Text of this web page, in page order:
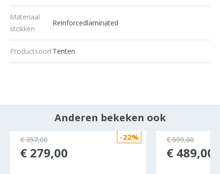
Materiaal
stokken
Reinforcedlaminated
ProductsoortTenten
Anderen bekeken ook
-22%
€ 357,00
€ 279,00
€ 599,00
€ 489,00